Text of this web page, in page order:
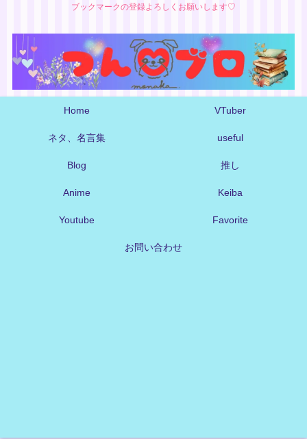
ブックマークの登録よろしくお願いします♡
Home VTuber
ネタ、名言集 useful
Blog 推し
Anime Keiba
Youtube Favorite
お問い合わせ